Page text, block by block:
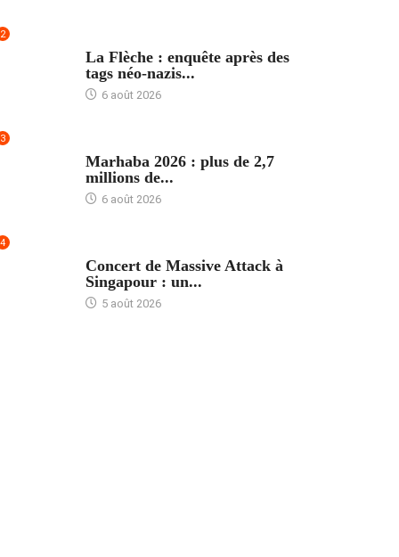
2
La Flèche : enquête après des
tags néo-nazis...
6 août 2026
3
Marhaba 2026 : plus de 2,7
millions de...
6 août 2026
4
Concert de Massive Attack à
Singapour : un...
5 août 2026